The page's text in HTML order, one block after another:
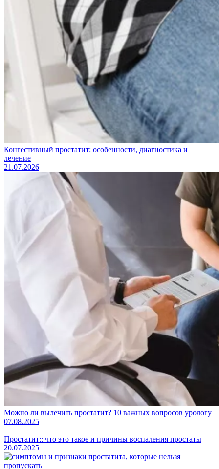
Конгестивный простатит: особенности, диагностика и
лечение
21.07.2026
Можно ли вылечить простатит? 10 важных вопросов урологу
07.08.2025
Простатит:: что это такое и причины воспаления простаты
20.07.2025